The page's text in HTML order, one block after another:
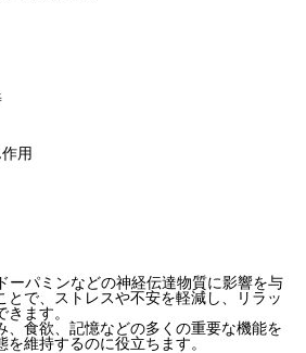
用
ーパミンなどの神経伝達物質に影響を与
とで、ストレスや不安を軽減し、リラッ
ます。
、食欲、記憶などの多くの重要な機能を
維持するのに役立ちます。